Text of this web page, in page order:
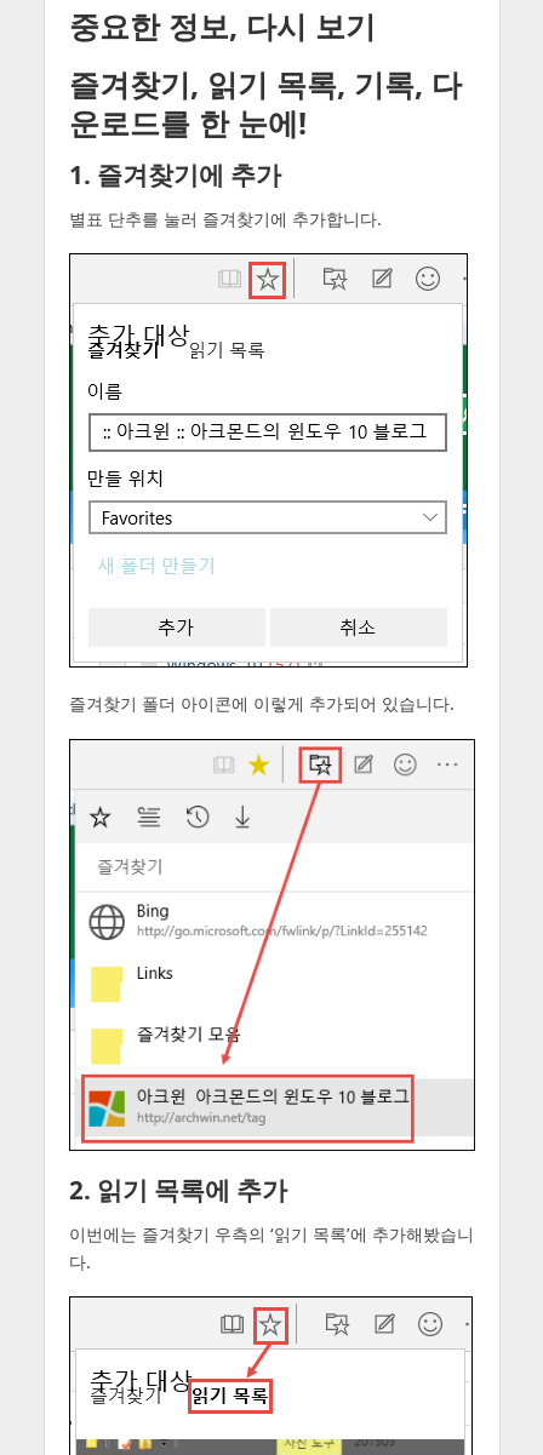
중요한 정보, 다시 보기
즐겨찾기, 읽기 목록, 기록, 다
운로드를 한 눈에!
1. 즐겨찾기에 추가
별표 단추를 눌러 즐겨찾기에 추가합니다.
즐겨찾기 폴더 아이콘에 이렇게 추가되어 있습니다.
2. 읽기 목록에 추가
이번에는 즐겨찾기 우측의 ‘읽기 목록’에 추가해봤습니
다.